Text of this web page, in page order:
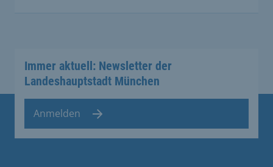
Immer aktuell: Newsletter der
Landeshauptstadt München
Anmelden